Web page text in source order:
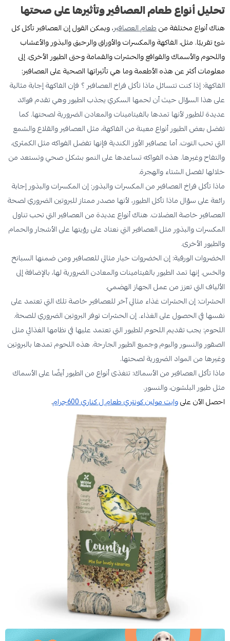
تحليل أنواع طعام العصافير وتأثيرها على صحتها
هناك أنواع مختلفة منطعام العصافير، ويمكن القول إن العصافير تأكل كل
شئ تقريبًا. مثل، الفاكهة والمكسرات والأوراق والرحيق والبذور والأعشاب
واللحوم والأسماك والقواقع والحشرات والقمامة وحتى الطيور الأخرى. إلى
معلومات أكثر عن هذه الأطعمة وما هي تأثيراتها الصحية على العصافير:
الفاكهة: إذا كنت تتسائل ماذا تأكل فراخ العصافير ؟ فإن الفاكهة إجابة مثالية
على هذا السؤال حيث أن لحمها السكري يجذب الطيور وهي تقدم فوائد
عديدة للطيور لأنها تمدها بالفيتامينات والمعادن الضرورية لصحتها. كما
تفضل بعض الطيور أنواع معينة من الفاكهة، مثل العصافير والقلاع والشمع
التي تحب التوت. أما عصافير الأوز الكندية فإنها تفضل الفواكه مثل الكمثرى،
والتفاح وغيرها. هذه الفواكه تساعدها على النمو بشكل صحي وتستعد من
خلالها لفصل الشتاء والهجرة.
ماذا تأكل فراخ العصافير من المكسرات والبذور: إن المكسرات والبذور إجابة
رائعة على سؤال ماذا تأكل الطيور، لأنها مصدر ممتاز للبروتين الضروري لصحة
العصافير خاصة العضلات. هناك أنواع عديدة من العصافير التي تحب تناول
المكسرات والبذور مثل العصافير التي نعتاد على رؤيتها على الأشجار والحمام
والطيور الأخرى.
الخضروات الورقية: إن الخضروات خيار مثالي للعصافير ومن ضمنها السبانخ
والخس. إنها تمد الطيور بالفيتامينات والمعادن الضرورية لها، بالإضافة إلى
الألياف التي تعزز من عمل الجهاز الهضمي.
الحشرات: إن الحشرات غذاء مثالي آخر للعصافير خاصة تلك التي تعتمد على
نفسها في الحصول على الغذاء. إن الحشرات توفر البروتين الضروري للصحة.
اللحوم: يجب تقديم اللحوم للطيور التي تعتمد عليها في نظامها الغذائي مثل
الصقور والنسور والبوم وجميع الطيور الجارحة. هذه اللحوم تمدها بالبروتين
وغيرها من المواد الضرورية لصحتها.
ماذا تأكل العصافير من الأسماك: تتغذى أنواع من الطيور أيضًا على الأسماك
مثل طيور البلشون، والنسور.
احصل الآن علىوايت مولين كونتري طعام ل كناري 600جرام .